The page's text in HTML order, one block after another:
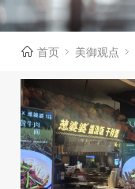
首页 美御观点